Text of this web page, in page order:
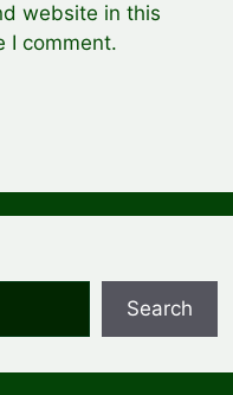
website in this
I comment.
Search